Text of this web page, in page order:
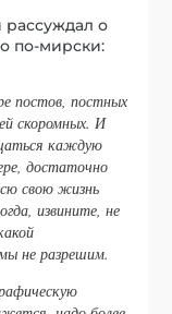
о
по-мирски:
постов, постных
скоромных. И
каждую
достаточно
свою жизнь
извините, не
не разрешим.